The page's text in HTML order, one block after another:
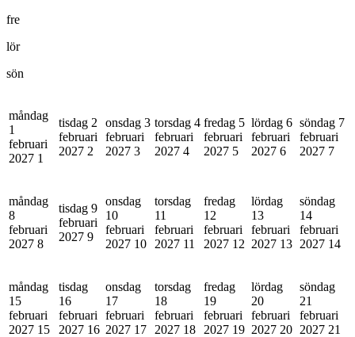
fre
lör
sön
måndag
1
februari
2027 1
tisdag 2
februari
2027 2
onsdag 3
februari
2027 3
torsdag 4
februari
2027 4
fredag 5
februari
2027 5
lördag 6
februari
2027 6
söndag 7
februari
2027 7
måndag
8
februari
2027 8
tisdag 9
februari
2027 9
onsdag
10
februari
2027 10
torsdag
11
februari
2027 11
fredag
12
februari
2027 12
lördag
13
februari
2027 13
söndag
14
februari
2027 14
måndag
15
februari
2027 15
tisdag
16
februari
2027 16
onsdag
17
februari
2027 17
torsdag
18
februari
2027 18
fredag
19
februari
2027 19
lördag
20
februari
2027 20
söndag
21
februari
2027 21